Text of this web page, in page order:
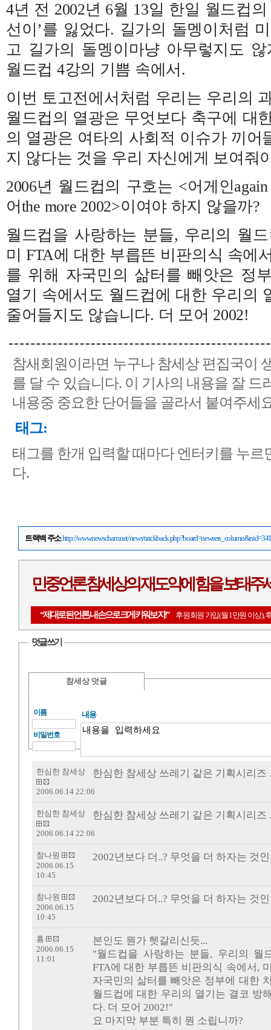
4년 전 2002년 6월 13일 한일 월드컵
선이’를 잃었다. 길가의 돌멩이처럼
고 길가의 돌멩이마냥 아무렇지도
월드컵 4강의 기쁨 속에서.
이번 토고전에서처럼 우리는 우리의
월드컵의 열광은 무엇보다 축구에 대
의 열광은 여타의 사회적 이슈가 끼어
지 않다는 것을 우리 자신에게 보여줘
2006년 월드컵의 구호는 <어게인
어the more 2002>이여야 하지 않을까?
월드컵을 사랑하는 분들, 우리의 월
미 FTA에 대한 부릅뜬 비판의식 속에
를 위해 자국민의 삶터를 빼앗은 정
열기 속에서도 월드컵에 대한 우리의
줄어들지도 않습니다. 더 모어 2002!
참새회원이라면 누구나 참세상 편집국이
를 달 수 있습니다. 이 기사의 내용을 잘 드
내용중 중요한 단어들을 골라서 붙여주세
태그:
태그를 한개 입력할 때마다 엔터키를 누르
다.
트랙백 주소http://www.newscham.net/news/
민중언론 참세상의 재도약에 힘을 보태주
“제대로 된 언론, 내 손으로 크게 키워보자!” 후원회원 가입(월 1만원 이상),
덧글 쓰기
참세상 덧글
이름
비밀번호
내용
한심한 참세상 쓰레기 같은 기획시리즈
한심한 참세상
2006.06.14 22:06
한심한 참세상 쓰레기 같은 기획시리즈
한심한 참세상
2006.06.14 22:06
2002년보다 더..? 무엇을 더 하자는 것
참나원
2006.06.15
10:45
2002년보다 더..? 무엇을 더 하자는 것
참나원
2006.06.15
10:45
본인도 뭔가 헷갈리신듯...
"월드컵을 사랑하는 분들, 우리의 월
FTA에 대한 부릅뜬 비판의식 속에서,
자국민의 삶터를 빼앗은 정부에 대한
월드컵에 대한 우리의 열기는 결코 방
다. 더 모어 2002!"
요 마지막 부분 특히 뭔 소립니까?
흠
2006.06.15
11:01